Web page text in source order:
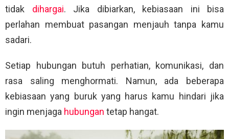
tidak dihargai. Jika dibiarkan, kebiasaan ini bisa
perlahan membuat pasangan menjauh tanpa kamu
sadari.
Setiap hubungan butuh perhatian, komunikasi, dan
rasa saling menghormati. Namun, ada beberapa
kebiasaan yang buruk yang harus kamu hindari jika
ingin menjaga hubungan tetap hangat.